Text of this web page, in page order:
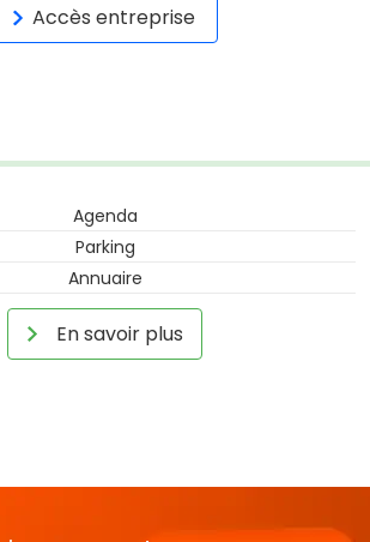
Accès entreprise
Agenda
Parking
Annuaire
En savoir plus